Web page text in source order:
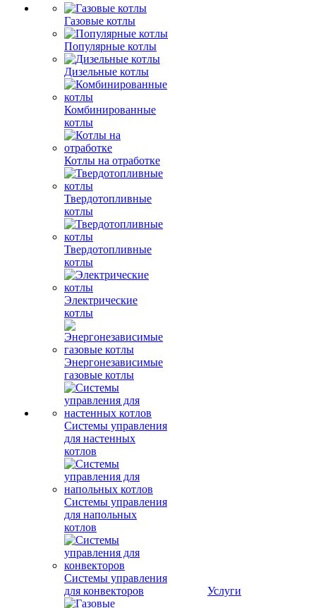
Газовые котлы
Популярные котлы
Дизельные котлы
Комбинированные
котлы
Котлы на отработке
Твердотопливные
котлы
Твердотопливные
котлы
Электрические
котлы
Энергонезависимые
газовые котлы
Системы управления
для настенных
котлов
Системы управления
для напольных
котлов
Системы управления
для конвекторов
Услуги